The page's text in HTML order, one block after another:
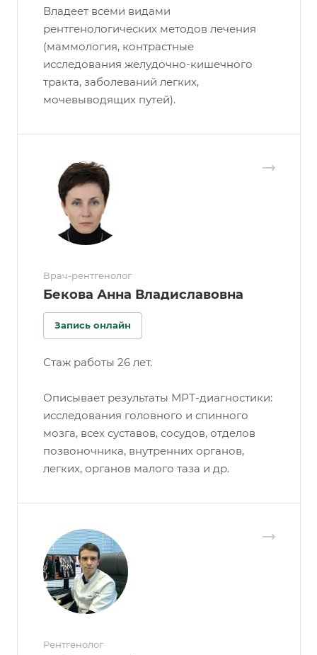
Владеет всеми видами
рентгенологических методов лечения
(маммология, контрастные
исследования желудочно-кишечного
тракта, заболеваний легких,
мочевыводящих путей).
Врач-рентгенолог
Бекова Анна Владиславовна
Запись онлайн
Стаж работы 26 лет.
Описывает результаты МРТ-диагностики:
исследования головного и спинного
мозга, всех суставов, сосудов, отделов
позвоночника, внутренних органов,
легких, органов малого таза и др.
Рентгенолог